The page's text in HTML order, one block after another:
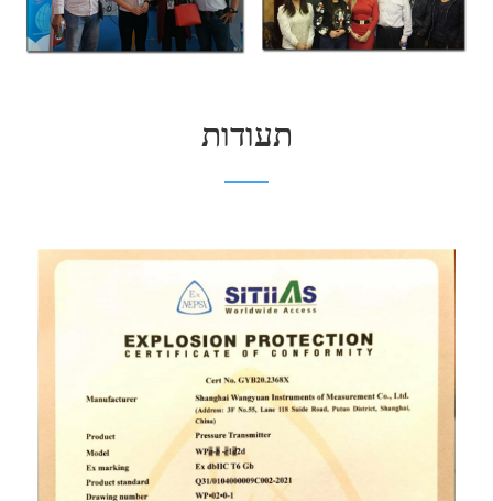
תעודות